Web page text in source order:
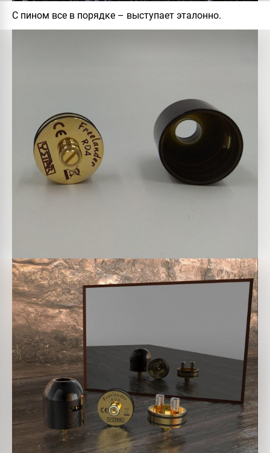
С пином все в порядке – выступает эталонно.